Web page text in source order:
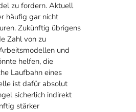
zu fordern. Aktuell
häufig gar nicht
Zukünftig übrigens
Zahl von zu
und
helfen, die
Laufbahn eines
ist dafür absolut
sicherlich indirekt
stärker